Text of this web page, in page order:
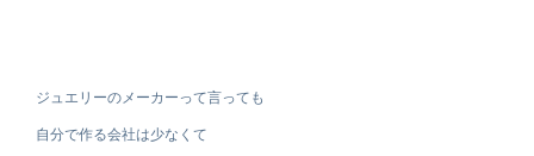
ジュエリーのメーカーって言っても
自分で作る会社は少なくて